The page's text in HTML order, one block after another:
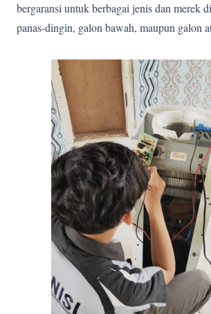
bergaransi untuk berbagai jenis dan merek
panas-dingin, galon bawah, maupun galon